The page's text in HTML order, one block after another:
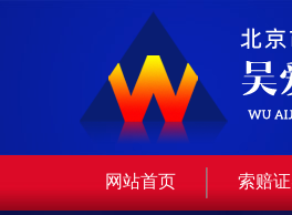
网站首页 索赔